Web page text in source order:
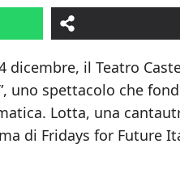
dicembre, il Teatro
uno spettacolo che
Lotta, una
di Fridays for Future